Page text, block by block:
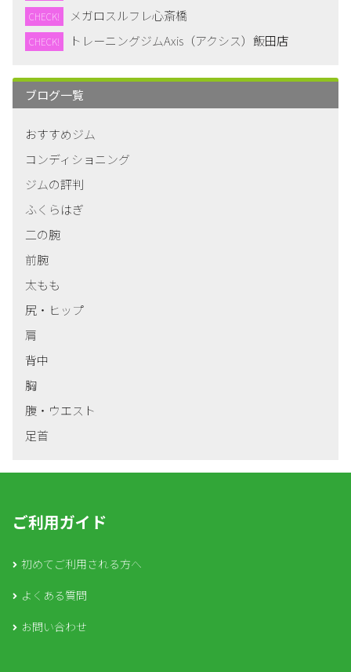
CHECK! メガロスルフレ心斎橋
CHECK! トレーニングジムAxis（アクシス）飯田店
ブログ一覧
おすすめジム
コンディショニング
ジムの評判
ふくらはぎ
二の腕
前腕
太もも
尻・ヒップ
肩
背中
胸
腹・ウエスト
足首
ご利用ガイド
初めてご利用される方へ
よくある質問
お問い合わせ